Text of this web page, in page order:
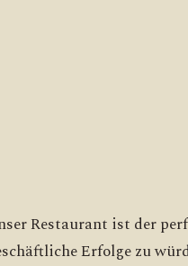
Restaurant ist der
Erfolge zu